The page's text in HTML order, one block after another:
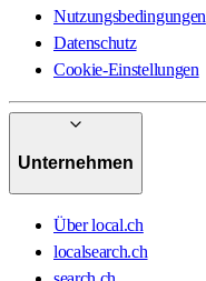
Nutzungsbedingungen
Datenschutz
Cookie-Einstellungen
Unternehmen
Über local.ch
localsearch.ch